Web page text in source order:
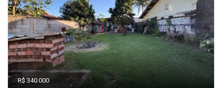
R$ 340.000